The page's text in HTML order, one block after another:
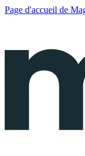
Page d'accueil de